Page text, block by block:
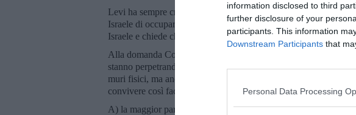
information disclosed to third
further disclosure of your
participants. This information
Downstream Participants that
Personal Data Processing
Levi ha sempre criticato la politica di Israele, che lui definisce
Israele di occupare illegalmente il territorio della Cisgiordania.
Israele e chiede che venga restituita ai Palestinesi la terra che è
Alla domanda Come fanno gli israeliani ad avere la coscienza in
stanno perpetrando? ecco la sua risposta. La società israeliana
muri fisici, ma anche di muri mentali. Voglio solo citare i tre
convivere così facilmente con questa realtà brutale.
A) la maggior parte degli israeliani, se non tutti, sono convinti